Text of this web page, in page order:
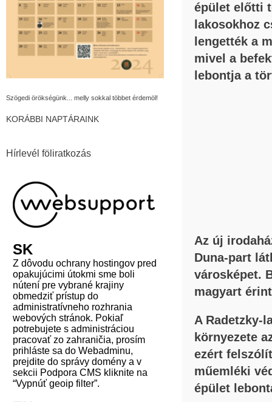
Szögedi örökségünk... melly sokkal többet érdemöl!
KORÁBBI NAPTÁRAINK
Hírlevél föliratkozás
épület előtti
lakosokhoz
lengették a
mivel a
lebontja a
Az új
Duna-part
városképet.
magyart
A Radetzky-
környezete
ezért
műemléki
épület